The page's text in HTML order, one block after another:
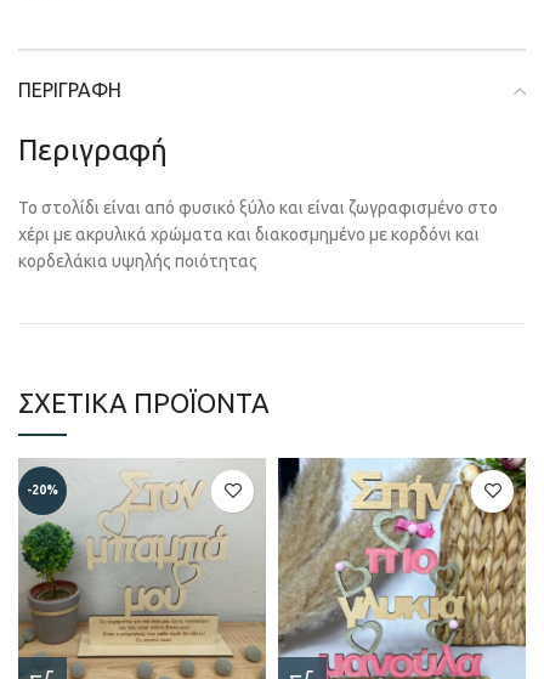
ΠΕΡΙΓΡΑΦΉ
Περιγραφή
Το στολίδι είναι από φυσικό ξύλο και είναι ζωγραφισμένο στο
χέρι με ακρυλικά χρώματα και διακοσμημένο με κορδόνι και
κορδελάκια υψηλής ποιότητας
ΣΧΕΤΙΚΆ ΠΡΟΪΌΝΤΑ
-20%